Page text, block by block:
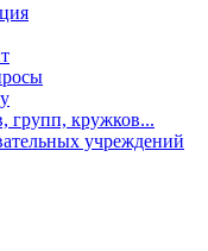
групп, кружков...
учреждений